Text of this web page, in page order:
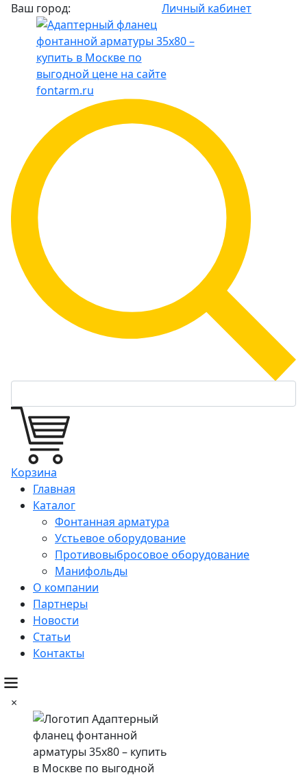
Ваш город: Личный кабинет
Корзина
Главная
Каталог
Фонтанная арматура
Устьевое оборудование
Противовыбросовое оборудование
Манифольды
О компании
Партнеры
Новости
Статьи
Контакты
×